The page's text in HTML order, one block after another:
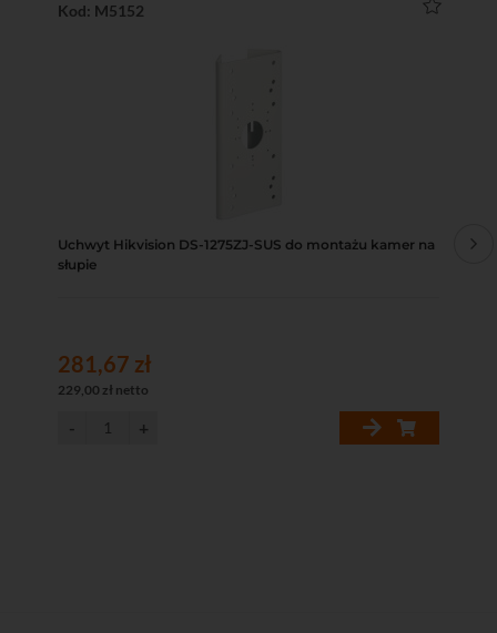
Kod: M5152
Uchwyt Hikvision DS-1275ZJ-SUS do montażu kamer na
słupie
281,67 zł
229,00 zł netto